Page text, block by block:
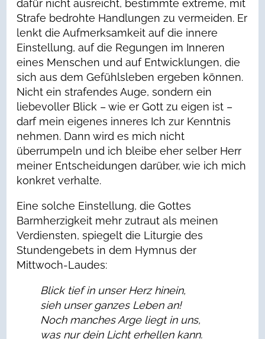
dafür nicht ausreicht, bestimmte extreme, mit
Strafe bedrohte Handlungen zu vermeiden. Er
lenkt die Aufmerksamkeit auf die innere
Einstellung, auf die Regungen im Inneren
eines Menschen und auf Entwicklungen, die
sich aus dem Gefühlsleben ergeben können.
Nicht ein strafendes Auge, sondern ein
liebevoller Blick – wie er Gott zu eigen ist –
darf mein eigenes inneres Ich zur Kenntnis
nehmen. Dann wird es mich nicht
überrumpeln und ich bleibe eher selber Herr
meiner Entscheidungen darüber, wie ich mich
konkret verhalte.
Eine solche Einstellung, die Gottes
Barmherzigkeit mehr zutraut als meinen
Verdiensten, spiegelt die Liturgie des
Stundengebets in dem Hymnus der
Mittwoch-Laudes:
Blick tief in unser Herz hinein,
sieh unser ganzes Leben an!
Noch manches Arge liegt in uns,
was nur dein Licht erhellen kann.